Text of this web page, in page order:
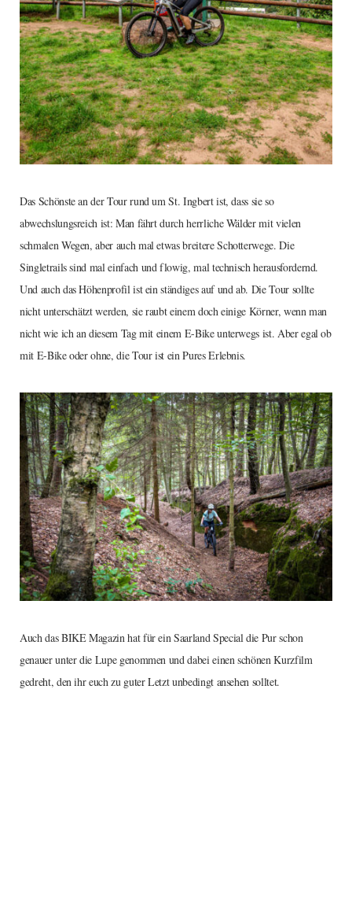
Das Schönste an der Tour rund um St. Ingbert ist, dass sie so
abwechslungsreich ist: Man fährt durch herrliche Wälder mit vielen
schmalen Wegen, aber auch mal etwas breitere Schotterwege. Die
Singletrails sind mal einfach und flowig, mal technisch herausfordernd.
Und auch das Höhenprofil ist ein ständiges auf und ab. Die Tour sollte
nicht unterschätzt werden, sie raubt einem doch einige Körner, wenn man
nicht wie ich an diesem Tag mit einem E-Bike unterwegs ist. Aber egal ob
mit E-Bike oder ohne, die Tour ist ein Pures Erlebnis.
Auch das BIKE Magazin hat für ein Saarland Special die Pur schon
genauer unter die Lupe genommen und dabei einen schönen Kurzfilm
gedreht, den ihr euch zu guter Letzt unbedingt ansehen solltet.